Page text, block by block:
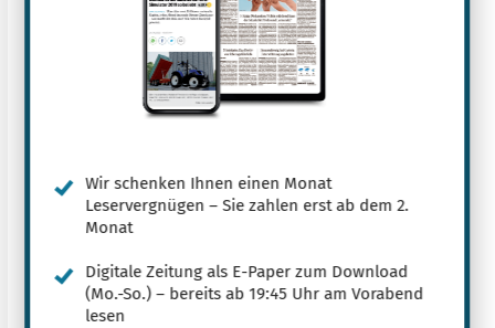
Wir schenken Ihnen einen Monat
Leservergnügen – Sie zahlen erst ab dem 2.
Monat
Digitale Zeitung als E-Paper zum Download
(Mo.-So.) – bereits ab 19:45 Uhr am Vorabend
lesen